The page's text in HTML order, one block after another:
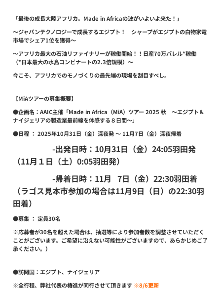
「最後の成長大陸アフリカ。Made in Africaの波がいよいよ来た！」
～ジャパンテクノロジーで成長するエジプト！ シャープがエジプトの白物家電
市場でシェア1位を獲得～
～アフリカ最大の石油リファイナリーが稼働開始！！日産70万バレル*稼働
（*日本最大の水島コンビナートの2.3倍規模）～
今こそ、アフリカでのモノづくりの最先端の現場を刮目すべし。
【MiAツアーの募集概要】
●企画名： AAIC主催「Made in Africa（MiA）ツアー 2025 秋 〜エジプト＆
ナイジェリアの製造業最前線を体感する８日間〜」
●日程 ： 2025年10月31日（金）深夜発 〜 11月7日（金）深夜帰着
-出発日時：10月31日（金）24:05羽田発
（11月１日（土）0:05羽田発）
-帰着日時：11月 7日（金）22:30羽田着
（ラゴス見本市参加の場合は11月9日（日）の22:30羽
田着）
●募集 ： 定員30名
※応募者が30名を超えた場合は、抽選等により参加者数を調整させていただく
ことがございます。ご希望に沿えない可能性がございますので、あらかじめご了
承ください。）
●訪問国： エジプト、ナイジェリア
※全行程、弊社代表の椿進が同行させて頂きます ※8/6更新